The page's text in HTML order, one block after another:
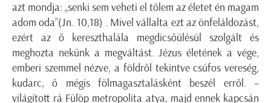
azt mondja: „senki sem veheti el tőlem az életet én magam
adom oda”(Jn. 10,18) . Mivel vállalta ezt az önfeláldozást,
ezért az ő kereszthalála megdicsőülésül szolgált és
meghozta nekünk a megváltást. Jézus életének a vége,
emberi szemmel nézve, a földről tekintve csúfos vereség,
kudarc, ő mégis fölmagasztalásként beszél erről. –
világított rá Fülöp metropolita atya, majd ennek kapcsán